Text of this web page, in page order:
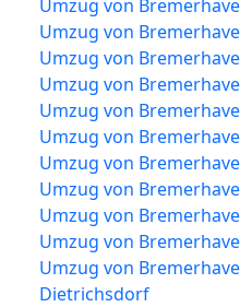
Umzug von
Umzug von
Umzug von
Umzug von
Umzug von
Umzug von
Umzug von
Umzug von
Umzug von
Umzug von
Umzug von
Dietrichsdorf